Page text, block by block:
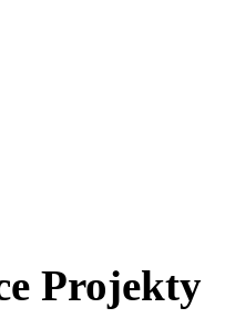
Projekty